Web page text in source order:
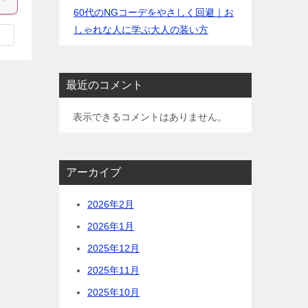
60代のNGコーデをやさしく回避｜お
しゃれな人に学ぶ大人の装い方
最近のコメント
表示できるコメントはありません。
アーカイブ
2026年2月
2026年1月
2025年12月
2025年11月
2025年10月